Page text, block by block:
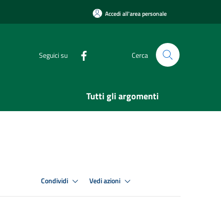
Accedi all'area personale
Seguici su Cerca
Tutti gli argomenti
Condividi Vedi azioni